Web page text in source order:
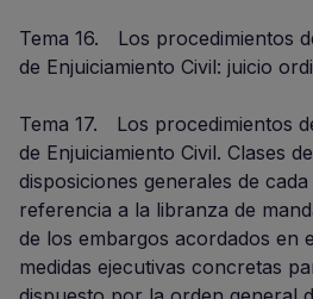
Tema 16. Los procedimientos
de Enjuiciamiento Civil: juicio
Tema 17. Los procedimientos
de Enjuiciamiento Civil. Clases
disposiciones generales de
referencia a la libranza de
de los embargos acordados en
medidas ejecutivas concretas